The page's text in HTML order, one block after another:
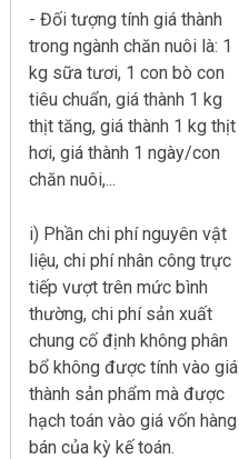
- Đối tượng tính giá thành
trong ngành chăn nuôi là: 1
kg sữa tươi, 1 con bò con
tiêu chuẩn, giá thành 1 kg
thịt tăng, giá thành 1 kg thịt
hơi, giá thành 1 ngày/con
chăn nuôi,...
i) Phần chi phí nguyên vật
liệu, chi phí nhân công trực
tiếp vượt trên mức bình
thường, chi phí sản xuất
chung cố định không phân
bổ không được tính vào giá
thành sản phẩm mà được
hạch toán vào giá vốn hàng
bán của kỳ kế toán.